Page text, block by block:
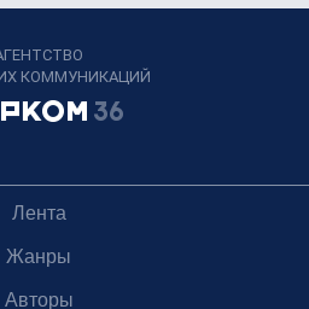
КОММУНИКАЦИЙ
Лента
Жанры
Авторы